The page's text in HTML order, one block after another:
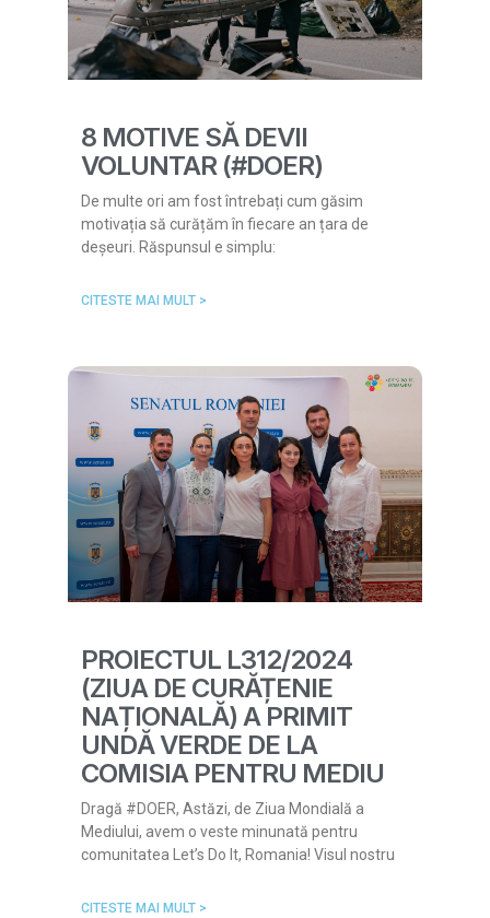
8 MOTIVE SĂ DEVII
VOLUNTAR (#DOER)
De multe ori am fost întrebați cum găsim
motivația să curățăm în fiecare an țara de
deșeuri. Răspunsul e simplu:
CITESTE MAI MULT >
PROIECTUL L312/2024
(ZIUA DE CURĂȚENIE
NAȚIONALĂ) A PRIMIT
UNDĂ VERDE DE LA
COMISIA PENTRU MEDIU
Dragă #DOER, Astăzi, de Ziua Mondială a
Mediului, avem o veste minunată pentru
comunitatea Let’s Do It, Romania! Visul nostru
CITESTE MAI MULT >